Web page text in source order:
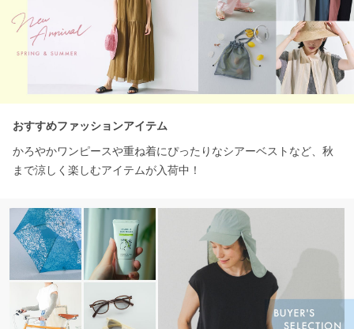
おすすめファッションアイテム
かろやかワンピースや重ね着にぴったりなシアーベストなど、秋
まで涼しく楽しむアイテムが入荷中！